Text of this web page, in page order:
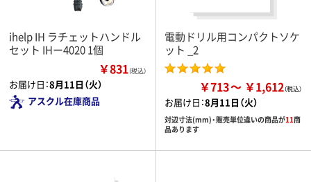
ihelp IH ラチェットハンドル
セット IHー4020 1個
￥831（税込）
お届け日：8月11日（火）
アスクル在庫商品
電動ドリル用コンパクトソケ
ット _2
￥713 ￥1,612
お届け日：8月11日（火）
対辺寸法(mm)・販売単位違いの商品が11商
品あります